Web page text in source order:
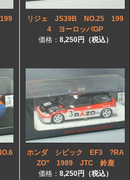
リジェ JS39B NO.25 199
4 ヨーロッパGP
価格： 8,250円（税込）
ホンダ シビック EF3 ?RA
ZO” 1989 JTC 鈴鹿
価格： 8,250円（税込）